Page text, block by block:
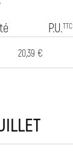
P.U.TTC
20,39 €